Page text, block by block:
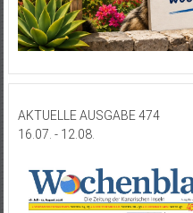
AKTUELLE AUSGABE 474
16.07. - 12.08.